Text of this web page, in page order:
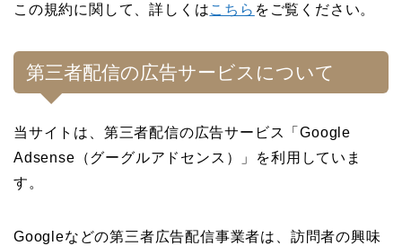
この規約に関して、詳しくはこちら をご覧ください。
第三者配信の広告サービスについて
当サイトは、第三者配信の広告サービス「Google
Adsense（グーグルアドセンス）」を利用していま
す。
Googleなどの第三者広告配信事業者は、訪問者の興味